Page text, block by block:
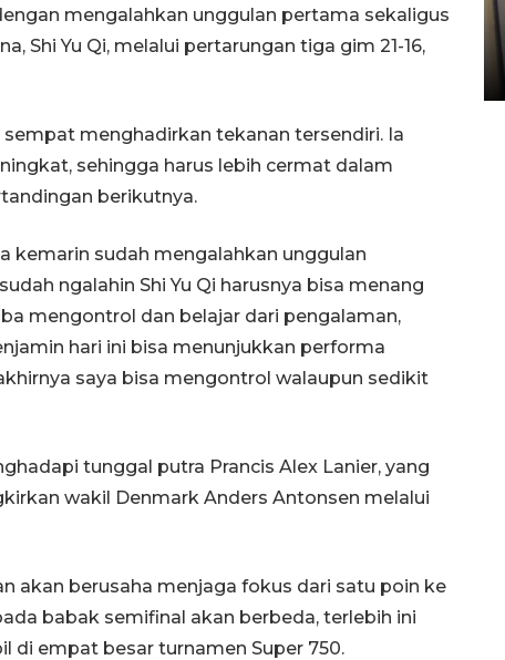
mengalahkan unggulan pertama sekaligus
Shi Yu Qi, melalui pertarungan tiga gim 21-16,
menghadirkan tekanan tersendiri. Ia
sehingga harus lebih cermat dalam
berikutnya.
kemarin sudah mengalahkan unggulan
ngalahin Shi Yu Qi harusnya bisa menang
mengontrol dan belajar dari pengalaman,
hari ini bisa menunjukkan performa
saya bisa mengontrol walaupun sedikit
tunggal putra Prancis Alex Lanier, yang
wakil Denmark Anders Antonsen melalui
akan berusaha menjaga fokus dari satu poin ke
babak semifinal akan berbeda, terlebih ini
di empat besar turnamen Super 750.
Kopdes Merah Putih di
Sumbar